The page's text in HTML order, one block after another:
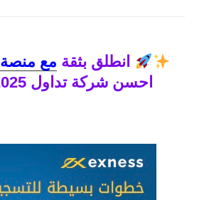
انطلق بثقة مع منصة Exness
احسن شركة تداول 2025!